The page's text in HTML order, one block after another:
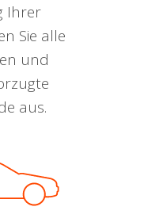
Ihrer
Sie alle
und
aus.